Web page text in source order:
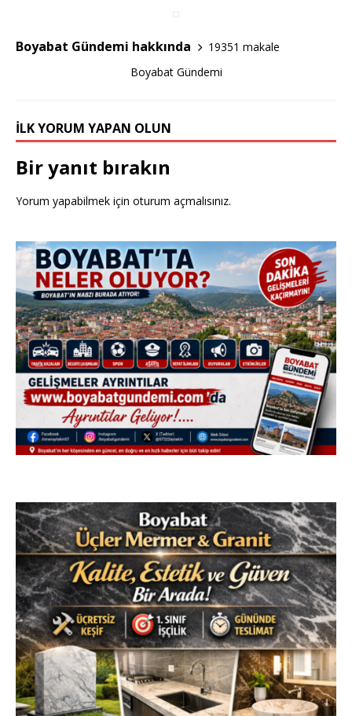
k
Boyabat Gündemi hakkında
19351 makale
Boyabat Gündemi
İLK YORUM YAPAN OLUN
Bir yanıt bırakın
Yorum yapabilmek için oturum açmalısınız.